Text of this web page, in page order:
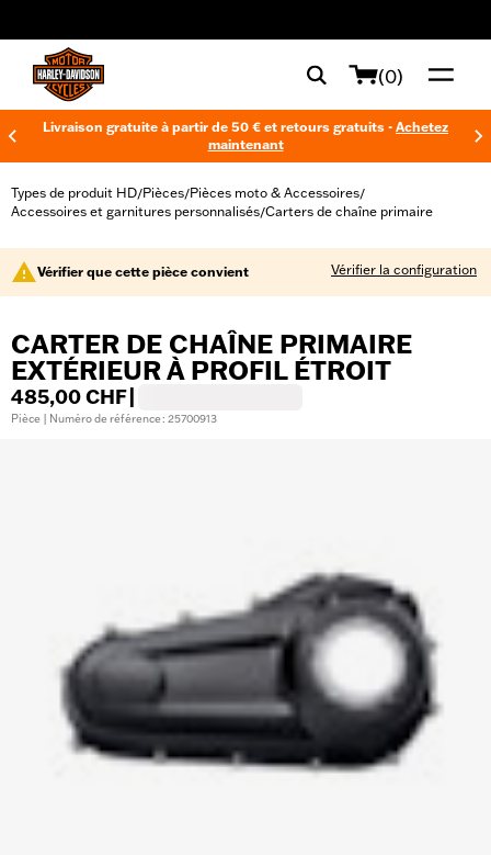
(0)
Livraison gratuite à partir de 50 € et retours gratuits - Achetez
maintenant
Types de produit HD/Pièces/Pièces moto & Accessoires/
Accessoires et garnitures personnalisés/Carters de chaîne primaire
Vérifier que cette pièce convient Vérifier la configuration
CARTER DE CHAÎNE PRIMAIRE
EXTÉRIEUR À PROFIL ÉTROIT
485,00 CHF
Pièce | Numéro de référence : 25700913